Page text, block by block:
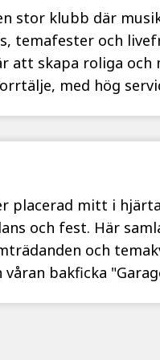
stor klubb där
temafester och
att skapa roliga och
med hög
placerad mitt i
och fest. Här
och
våran bakficka